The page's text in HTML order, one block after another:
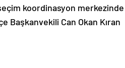
koordinasyon merkezinde
Başkanvekili Can Okan Kıran